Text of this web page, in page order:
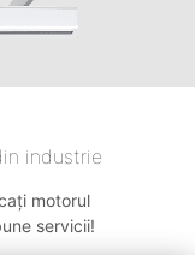
industrie
motorul
servicii!